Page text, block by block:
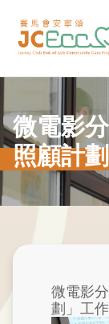
微電影
照顧計
微電影
劃」工